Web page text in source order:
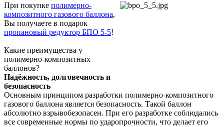
При покупке полимерно-
композитного газового баллона,
Вы получаете в подарок
пропановый редуктор БПО 5-5!
Какие преимущества у
полимерно-композитных
баллонов?
Надёжность, долговечность и
безопасность
Основным принципом разработки полимерно-композитного
газового баллона является безопасность. Такой баллон
абсолютно взрывобезопасен. При его разработке соблюдались
все современные нормы по ударопрочности, что делает его